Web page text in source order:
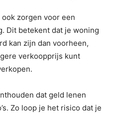
zorgen voor een
Dit betekent dat je woning
kan zijn dan voorheen,
verkoopprijs kunt
dat geld lenen
Zo loop je het risico dat je